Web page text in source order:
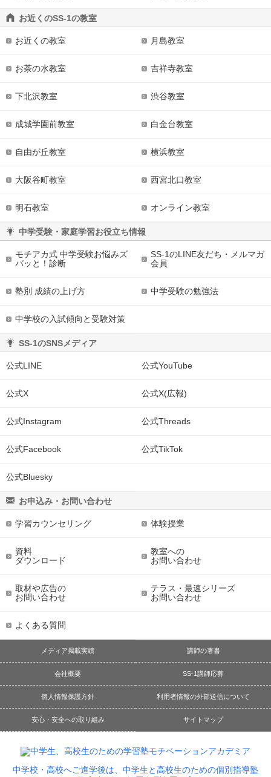
お近くのSS-1の教室
お近くの教室 月島教室
お茶の水教室 吉祥寺教室
下北沢教室 渋谷教室
成城学園前教室 白金台教室
自由が丘教室 横浜教室
大阪谷町教室 西宮北口教室
明石教室 オンライン教室
中学受験・家庭学習お役立ち情報
モチアカ式 中学受験お悩みズ
バッと！診断
SS-1のLINE友だち・メルマガ
会員
塾別 成績の上げ方 中学受験の勉強法
中学校の入試傾向と受験対策
SS-1のSNSメディア
公式LINE 公式YouTube
公式X 公式X(広報)
公式Instagram 公式Threads
公式Facebook 公式TikTok
公式Bluesky
お申込み・お問い合わせ
学習カウンセリング 体験授業
資料
ダウンロード
教室への
お問い合わせ
取材や広告の
お問い合わせ
テラス・最速シリーズ
お問い合わせ
よくある質問
メディア掲載実績 講師の著書
会社概要 SS-1講師応募
個人情報保護方針 利用者情報の外部送信について
安心・安全への取り組み サイトマップ
中学校・高校へご進学後は、中学生と高校生のための個別指導塾